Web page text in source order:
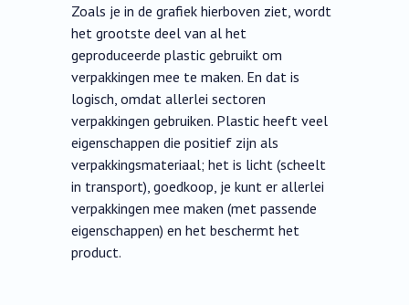
Zoals je in de grafiek hierboven ziet, wordt
het grootste deel van al het
geproduceerde plastic gebruikt om
verpakkingen mee te maken. En dat is
logisch, omdat allerlei sectoren
verpakkingen gebruiken. Plastic heeft veel
eigenschappen die positief zijn als
verpakkingsmateriaal; het is licht (scheelt
in transport), goedkoop, je kunt er allerlei
verpakkingen mee maken (met passende
eigenschappen) en het beschermt het
product.